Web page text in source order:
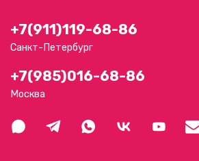
+7(911)119-68-86
Санкт-Петербург
+7(985)016-68-86
Москва